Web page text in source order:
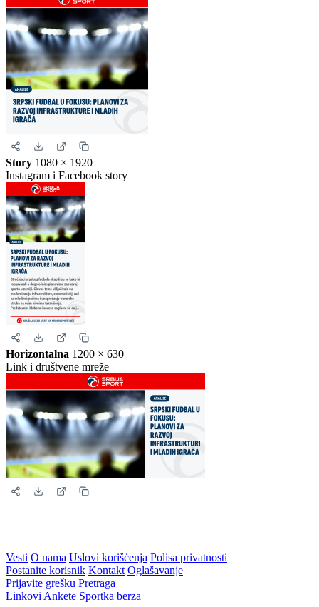
Story 1080 × 1920
Instagram i Facebook story
Horizontalna 1200 × 630
Link i društvene mreže
Vesti O nama Uslovi korišćenja Polisa privatnosti
Postanite korisnik Kontakt Oglašavanje
Prijavite grešku Pretraga
Linkovi Ankete Sportka berza